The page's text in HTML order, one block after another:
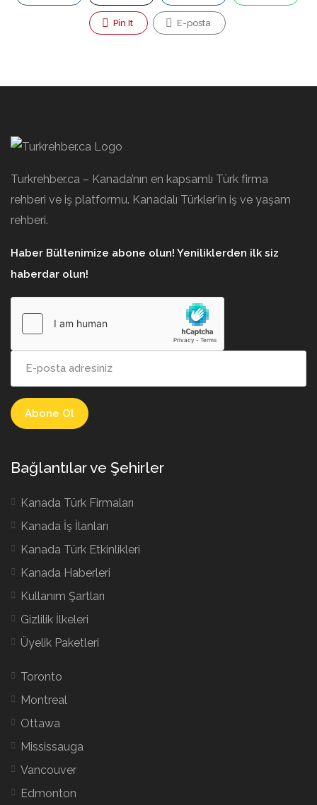
Pin It E-posta
Turkrehber.ca – Kanada’nın en kapsamlı Türk firma
rehberi ve iş platformu. Kanadalı Türkler’in iş ve yaşam
rehberi.
Haber Bültenimize abone olun! Yeniliklerden ilk siz
haberdar olun!
Bağlantılar ve Şehirler
Kanada Türk Firmaları
Kanada İş İlanları
Kanada Türk Etkinlikleri
Kanada Haberleri
Kullanım Şartları
Gizlilik İlkeleri
Üyelik Paketleri
Toronto
Montreal
Ottawa
Mississauga
Vancouver
Edmonton